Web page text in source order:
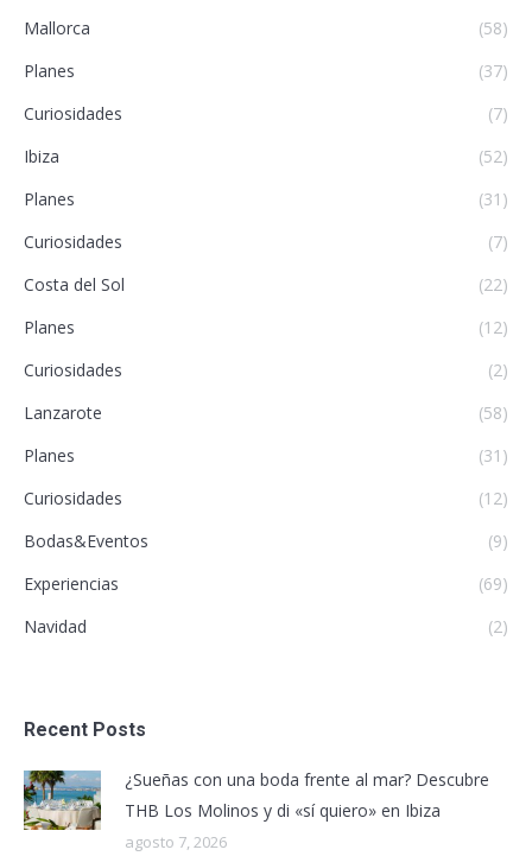
Mallorca
(58)
Planes
(37)
Curiosidades
(7)
Ibiza
(52)
Planes
(31)
Curiosidades
(7)
Costa del Sol
(22)
Planes
(12)
Curiosidades
(2)
Lanzarote
(58)
Planes
(31)
Curiosidades
(12)
Bodas&Eventos
(9)
Experiencias
(69)
Navidad
(2)
Recent Posts
¿Sueñas con una boda frente al mar? Descubre
THB Los Molinos y di «sí quiero» en Ibiza
agosto 7, 2026